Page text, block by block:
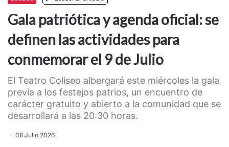
Gala patriótica y agenda oficial: se
definen las actividades para
conmemorar el 9 de Julio
El Teatro Coliseo albergará este miércoles la gala
previa a los festejos patrios, un encuentro de
carácter gratuito y abierto a la comunidad que se
desarrollará a las 20:30 horas.
08 Julio 2026